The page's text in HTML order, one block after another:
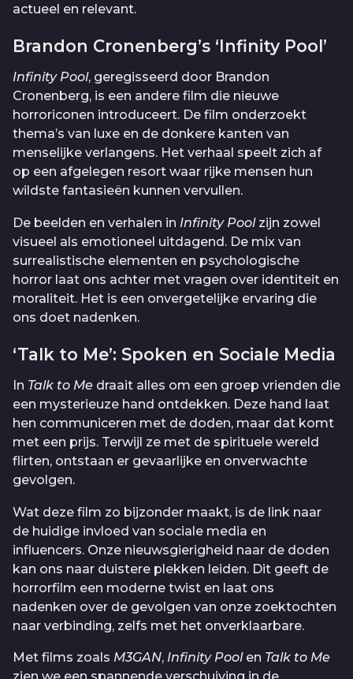
actueel en relevant.
Brandon Cronenberg’s ‘Infinity Pool’
Infinity Pool, geregisseerd door Brandon
Cronenberg, is een andere film die nieuwe
horroriconen introduceert. De film onderzoekt
thema’s van luxe en de donkere kanten van
menselijke verlangens. Het verhaal speelt zich af
op een afgelegen resort waar rijke mensen hun
wildste fantasieën kunnen vervullen.
De beelden en verhalen in Infinity Poolzijn zowel
visueel als emotioneel uitdagend. De mix van
surrealistische elementen en psychologische
horror laat ons achter met vragen over identiteit en
moraliteit. Het is een onvergetelijke ervaring die
ons doet nadenken.
‘Talk to Me’: Spoken en Sociale Media
In Talk to Me draait alles om een groep vrienden die
een mysterieuze hand ontdekken. Deze hand laat
hen communiceren met de doden, maar dat komt
met een prijs. Terwijl ze met de spirituele wereld
flirten, ontstaan er gevaarlijke en onverwachte
gevolgen.
Wat deze film zo bijzonder maakt, is de link naar
de huidige invloed van sociale media en
influencers. Onze nieuwsgierigheid naar de doden
kan ons naar duistere plekken leiden. Dit geeft de
horrorfilm een moderne twist en laat ons
nadenken over de gevolgen van onze zoektochten
naar verbinding, zelfs met het onverklaarbare.
Met films zoals M3GAN, Infinity Poolen Talk to Me